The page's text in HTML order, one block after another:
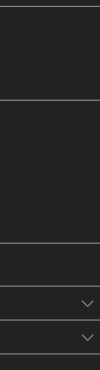
compte client à la